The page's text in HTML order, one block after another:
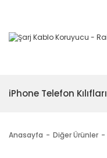
iPhone Telefon Kılıfları
Anasayfa Diğer Ürünler